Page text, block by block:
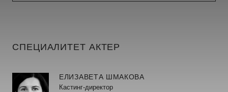
СПЕЦИАЛИТЕТ АКТЕР
ЕЛИЗАВЕТА ШМАКОВА
Кастинг-директор